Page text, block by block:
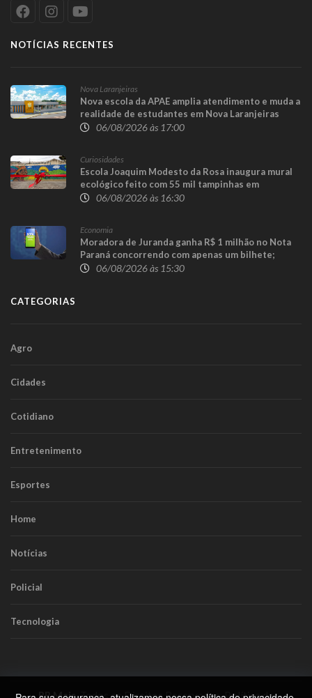
NOTÍCIAS RECENTES
Nova Laranjeiras
Nova escola da APAE amplia atendimento e muda a
realidade de estudantes em Nova Laranjeiras
06/08/2026 às 17:00
Curiosidades
Escola Joaquim Modesto da Rosa inaugura mural
ecológico feito com 55 mil tampinhas em
Guaraniaçu
06/08/2026 às 16:30
Economia
Moradora de Juranda ganha R$ 1 milhão no Nota
Paraná concorrendo com apenas um bilhete;
prêmio de R$ 100 mil sai para Toledo
06/08/2026 às 15:30
CATEGORIAS
Agro
Cidades
Cotidiano
Entretenimento
Esportes
Home
Notícias
Policial
Tecnologia
RR Mais. Todos os Direitos Reservados.Política de